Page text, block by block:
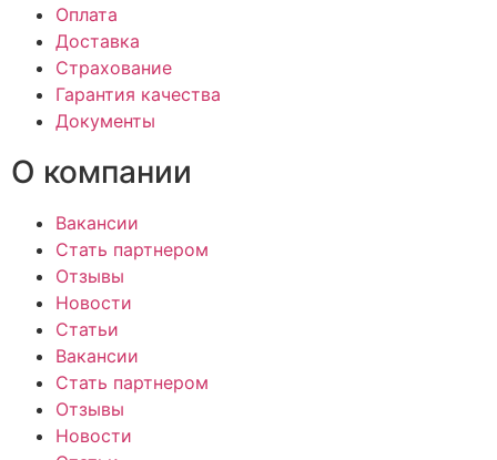
Оплата
Доставка
Страхование
Гарантия качества
Документы
О компании
Вакансии
Стать партнером
Отзывы
Новости
Статьи
Вакансии
Стать партнером
Отзывы
Новости